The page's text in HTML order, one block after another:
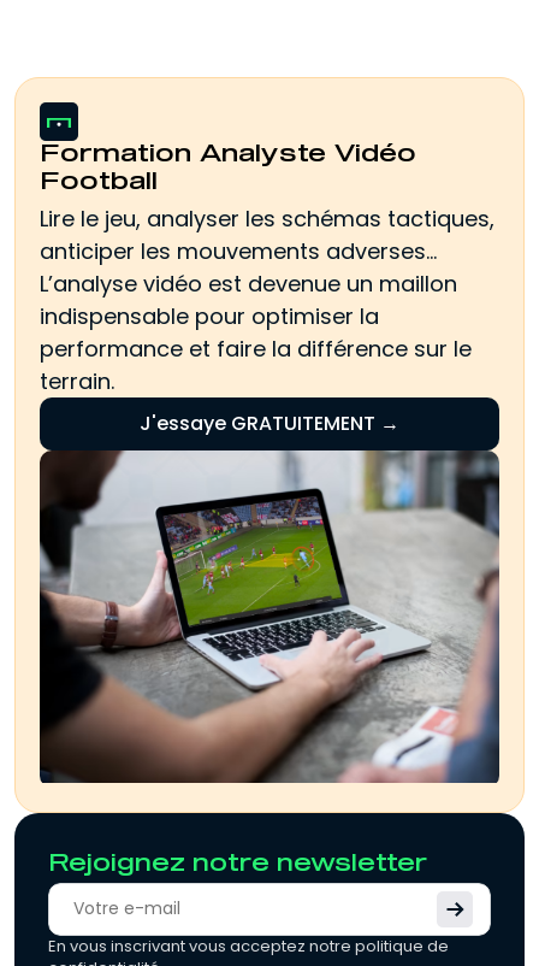
Formation Analyste Vidéo
Football
Lire le jeu, analyser les schémas tactiques,
anticiper les mouvements adverses…
L’analyse vidéo est devenue un maillon
indispensable pour optimiser la
performance et faire la différence sur le
terrain.
J'essaye GRATUITEMENT →
Rejoignez notre newsletter
En vous inscrivant vous acceptez notre politique de